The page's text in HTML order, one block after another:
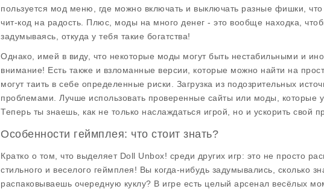
пользуется мод меню , где можно включать и выключать разные фишки,
чит-код на радость. Плюс, моды на много денег - это вообще находка,
задумываясь, откуда у тебя такие богатства!
Однако, имей в виду, что некоторые моды могут быть нестабильными и
внимание! Есть также и взломанные версии, которые можно найти на
могут таить в себе определенные риски. Загрузка из подозрительных
проблемами. Лучше использовать проверенные сайты или моды, которые
Теперь ты знаешь, как не только наслаждаться игрой, но и ускорить свой
Особенности геймплея: что стоит знать?
Кратко о том, что выделяет Doll Unbox! среди других игр: это не просто
стильного и веселого геймплея! Вы когда-нибудь задумывались, сколько
распаковываешь очередную куклу? В игре есть целый арсенал весёлых